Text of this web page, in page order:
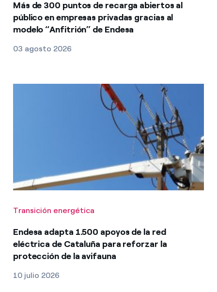
Más de 300 puntos de recarga abiertos al
público en empresas privadas gracias al
modelo “Anfitrión” de Endesa
03 agosto 2026
Transición energética
Endesa adapta 1.500 apoyos de la red
eléctrica de Cataluña para reforzar la
protección de la avifauna
10 julio 2026